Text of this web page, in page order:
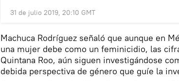
31 de julio 2019, 20:10 GMT
Machuca Rodríguez señaló que aunque en
una mujer debe como un feminicidio, las
Quintana Roo, aún siguen investigándose
debida perspectiva de género que guíe la